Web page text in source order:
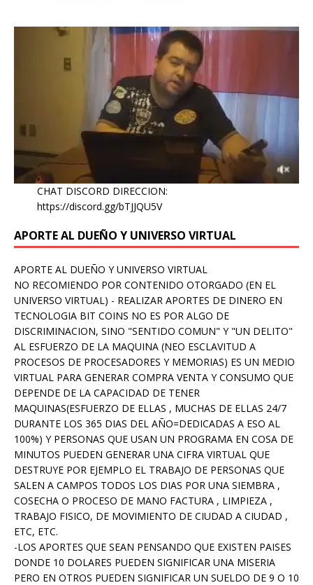
CHAT DISCORD DIRECCION:
https://discord.gg/bTJJQU5V
APORTE AL DUEÑO Y UNIVERSO VIRTUAL
APORTE AL DUEÑO Y UNIVERSO VIRTUAL
NO RECOMIENDO POR CONTENIDO OTORGADO (EN EL
UNIVERSO VIRTUAL) - REALIZAR APORTES DE DINERO EN
TECNOLOGIA BIT COINS NO ES POR ALGO DE
DISCRIMINACION, SINO "SENTIDO COMUN" Y "UN DELITO"
AL ESFUERZO DE LA MAQUINA (NEO ESCLAVITUD A
PROCESOS DE PROCESADORES Y MEMORIAS) ES UN MEDIO
VIRTUAL PARA GENERAR COMPRA VENTA Y CONSUMO QUE
DEPENDE DE LA CAPACIDAD DE TENER
MAQUINAS(ESFUERZO DE ELLAS , MUCHAS DE ELLAS 24/7
DURANTE LOS 365 DIAS DEL AÑO=DEDICADAS A ESO AL
100%) Y PERSONAS QUE USAN UN PROGRAMA EN COSA DE
MINUTOS PUEDEN GENERAR UNA CIFRA VIRTUAL QUE
DESTRUYE POR EJEMPLO EL TRABAJO DE PERSONAS QUE
SALEN A CAMPOS TODOS LOS DIAS POR UNA SIEMBRA ,
COSECHA O PROCESO DE MANO FACTURA , LIMPIEZA ,
TRABAJO FISICO, DE MOVIMIENTO DE CIUDAD A CIUDAD ,
ETC, ETC.
-LOS APORTES QUE SEAN PENSANDO QUE EXISTEN PAISES
DONDE 10 DOLARES PUEDEN SIGNIFICAR UNA MISERIA
PERO EN OTROS PUEDEN SIGNIFICAR UN SUELDO DE 9 O 10